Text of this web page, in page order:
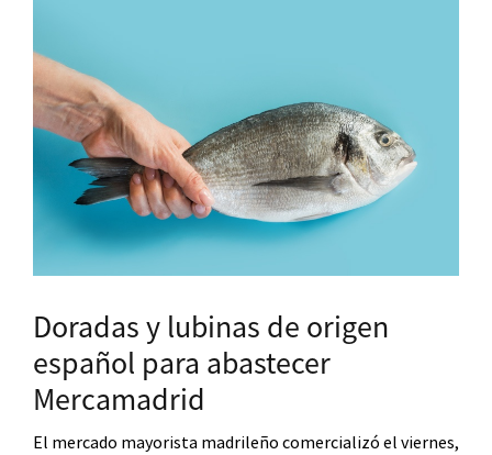
Doradas y lubinas de origen
español para abastecer
Mercamadrid
El mercado mayorista madrileño comercializó el viernes,